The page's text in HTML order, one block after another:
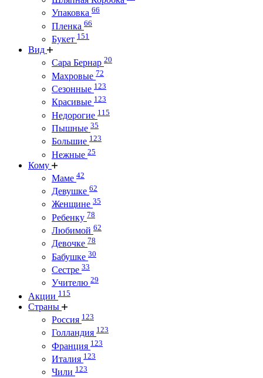
Упаковка 66
Пленка 66
Букет 151
Вид
Сара Бернар 20
Махровые 72
Сезонные 123
Красивые 123
Недорогие 115
Пышные 35
Большие 123
Нежные 25
Кому
Маме 42
Девушке 62
Женщине 35
Ребенку 78
Любимой 62
Девочке 78
Бабушке 30
Сестре 33
Учителю 29
Акции 115
Страны
Россия 123
Голландия 123
Франция 123
Италия 123
Чили 123